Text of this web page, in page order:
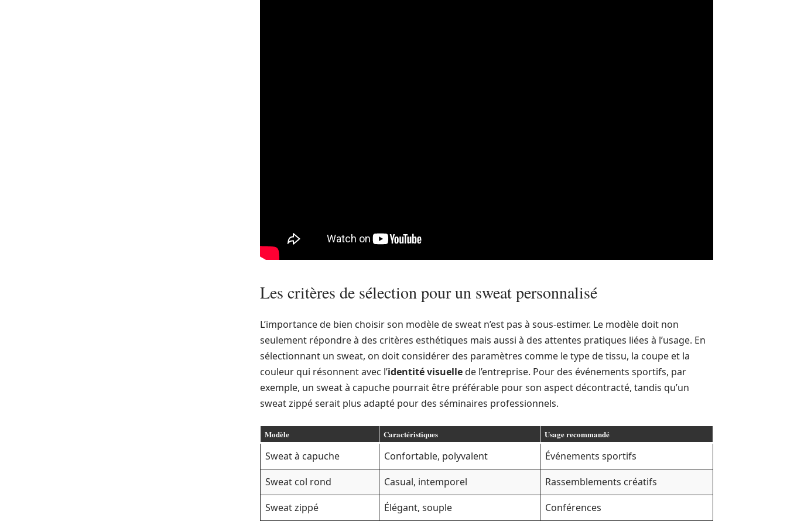
Les critères de sélection pour un sweat personnalisé
L’importance de bien choisir son modèle de sweat n’est pas à sous-estimer. Le modèle doit non
seulement répondre à des critères esthétiques mais aussi à des attentes pratiques liées à l’usage. En
sélectionnant un sweat, on doit considérer des paramètres comme le type de tissu, la coupe et la
couleur qui résonnent avec l’identité visuellede l’entreprise. Pour des événements sportifs, par
exemple, un sweat à capuche pourrait être préférable pour son aspect décontracté, tandis qu’un
sweat zippé serait plus adapté pour des séminaires professionnels.
Modèle Caractéristiques Usage recommandé
Sweat à capuche Confortable, polyvalent
Événements sportifs
Sweat col rond
Casual, intemporel
Rassemblements créatifs
Sweat zippé
Élégant, souple Conférences